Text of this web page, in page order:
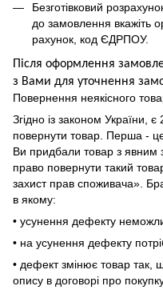
Безготівковий
до замовлення вкажіть
рахунок, код ЄДРПОУ.
Після оформлення
з Вами для уточнення
Повернення неякісного
Згідно із законом України,
повернути товар. Перша -
Ви придбали товар з явним
право повернути такий
захист прав споживача».
в якому:
• усунення дефекту
• на усунення дефекту
• дефект змінює товар так,
опису в договорі про